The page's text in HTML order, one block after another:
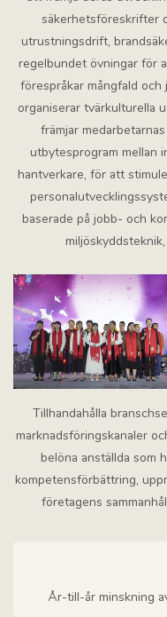
säkerhetsföreskrifter
utrustningsdrift,
regelbundet övningar för
förespråkar mångfald
organiserar tvärkulturella
främjar
utbytesprogram mellan
hantverkare, för att
baserade på jobb- och
Tillhandahålla
marknadsföringskanaler
belöna anställda som
kompetensförbättring,
företagens
År-till-år minskning